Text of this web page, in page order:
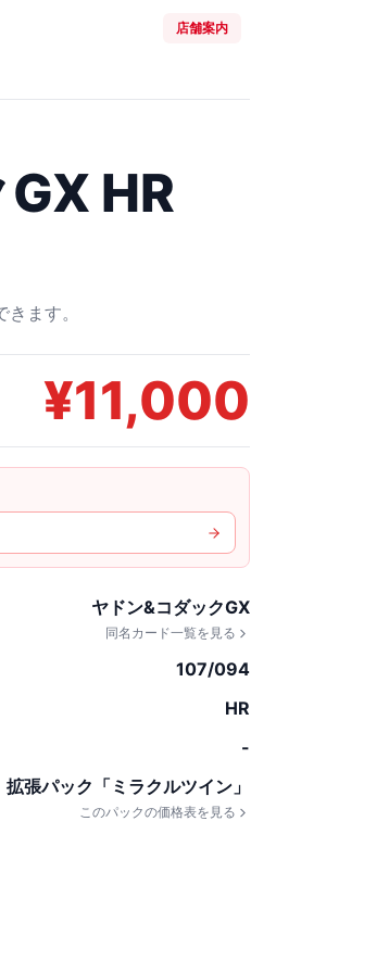
店舗案内
HR
ます。
¥11,000
ヤドン&コダックGX
同名カード一覧を見る
107/094
HR
-
拡張パック「ミラクルツイン」
このパックの価格表を見る